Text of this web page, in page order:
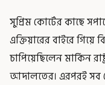
সুপ্রিম কোর্টের কাছে
এক্তিয়ারের বাইরে
চাপিয়েছিলেন মার্কিন
আদালতের। এরপরই সব